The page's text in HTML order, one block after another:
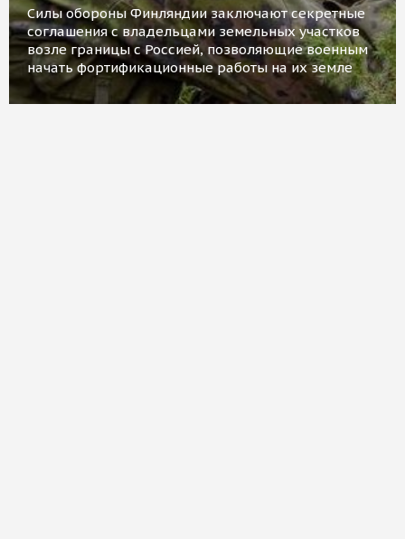
Силы обороны Финляндии заключают секретные
соглашения с владельцами земельных участков
возле границы с Россией, позволяющие военным
начать фортификационные работы на их земле